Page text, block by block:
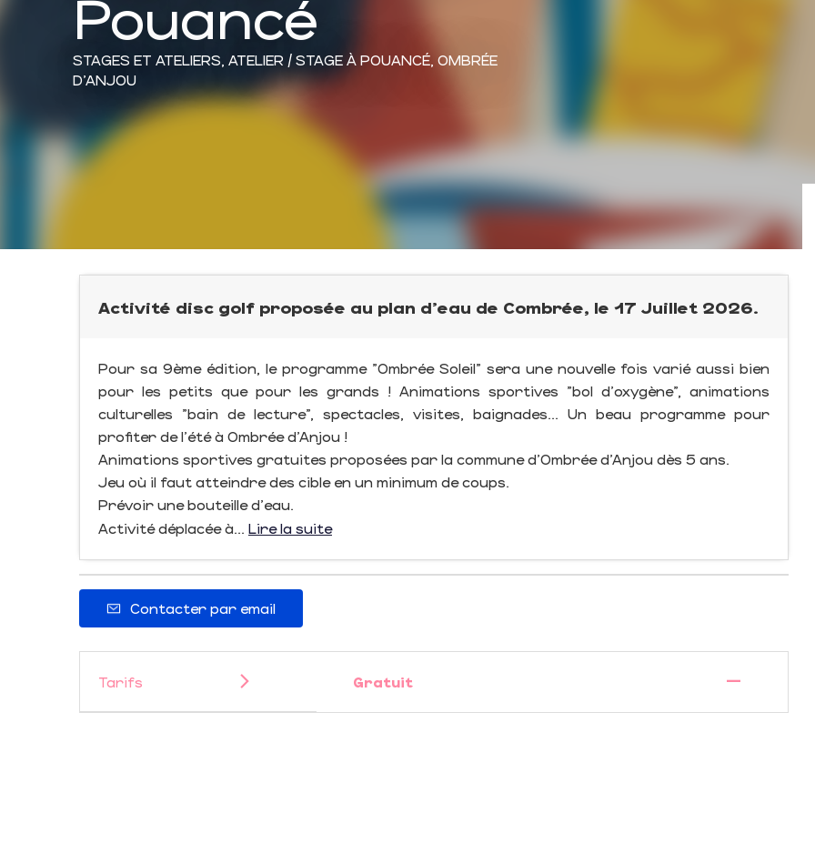
Pouancé
STAGES ET ATELIERS, ATELIER / STAGE À POUANCÉ, OMBRÉE
D'ANJOU
Activité disc golf proposée au plan d'eau de Combrée, le 17 Juillet 2026.
Pour sa 9ème édition, le programme "Ombrée Soleil" sera une nouvelle fois varié aussi bien
pour les petits que pour les grands ! Animations sportives "bol d'oxygène", animations
culturelles "bain de lecture", spectacles, visites, baignades... Un beau programme pour
profiter de l'été à Ombrée d'Anjou !
Animations sportives gratuites proposées par la commune d'Ombrée d'Anjou dès 5 ans.
Jeu où il faut atteindre des cible en un minimum de coups.
Prévoir une bouteille d'eau.
Activité déplacée à... Lire la suite
Contacter par email
Tarifs Gratuit —